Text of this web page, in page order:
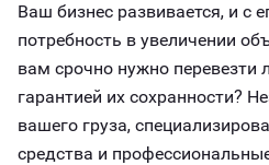
Ваш бизнес развивается, и с
потребность в увеличении
вам срочно нужно перевезти
гарантией их сохранности?
вашего груза,
средства и